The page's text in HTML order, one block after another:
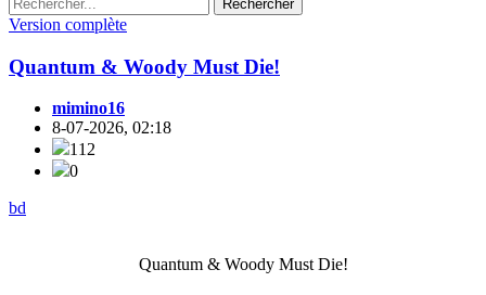
Rechercher
Version complète
Quantum & Woody Must Die!
mimino16
8-07-2026, 02:18
112
0
bd
Quantum & Woody Must Die!